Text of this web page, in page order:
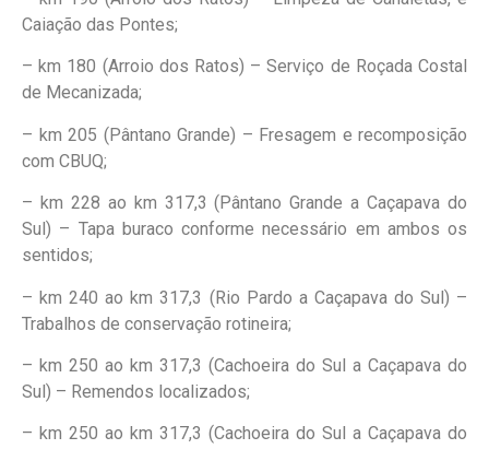
Caiação das Pontes;
– km 180 (Arroio dos Ratos) – Serviço de Roçada Costal
de Mecanizada;
– km 205 (Pântano Grande) – Fresagem e recomposição
com CBUQ;
– km 228 ao km 317,3 (Pântano Grande a Caçapava do
Sul) – Tapa buraco conforme necessário em ambos os
sentidos;
– km 240 ao km 317,3 (Rio Pardo a Caçapava do Sul) –
Trabalhos de conservação rotineira;
– km 250 ao km 317,3 (Cachoeira do Sul a Caçapava do
Sul) – Remendos localizados;
– km 250 ao km 317,3 (Cachoeira do Sul a Caçapava do